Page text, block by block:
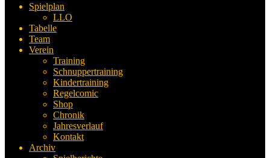
Spielplan
LLO
Tabelle
Team
Verein
Training
Schnuppertraining
Kindertraining
Regelcomic
Shop
Chronik
Jahresverlauf
Kontakt
Archiv